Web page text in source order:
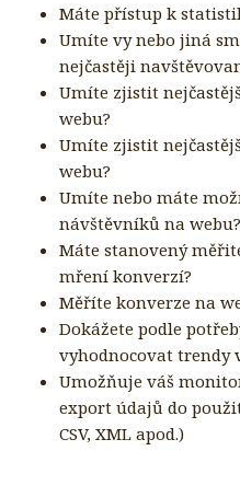
Máte přístup k
Umíte vy nebo jiná
nejčastěji
Umíte zjistit
webu?
Umíte zjistit
webu?
Umíte nebo máte
návštěvníků na webu?
Máte stanovený
mření konverzí?
Měříte konverze na
Dokážete podle
vyhodnocovat trendy
Umožňuje váš
export údajů do
CSV, XML apod.)